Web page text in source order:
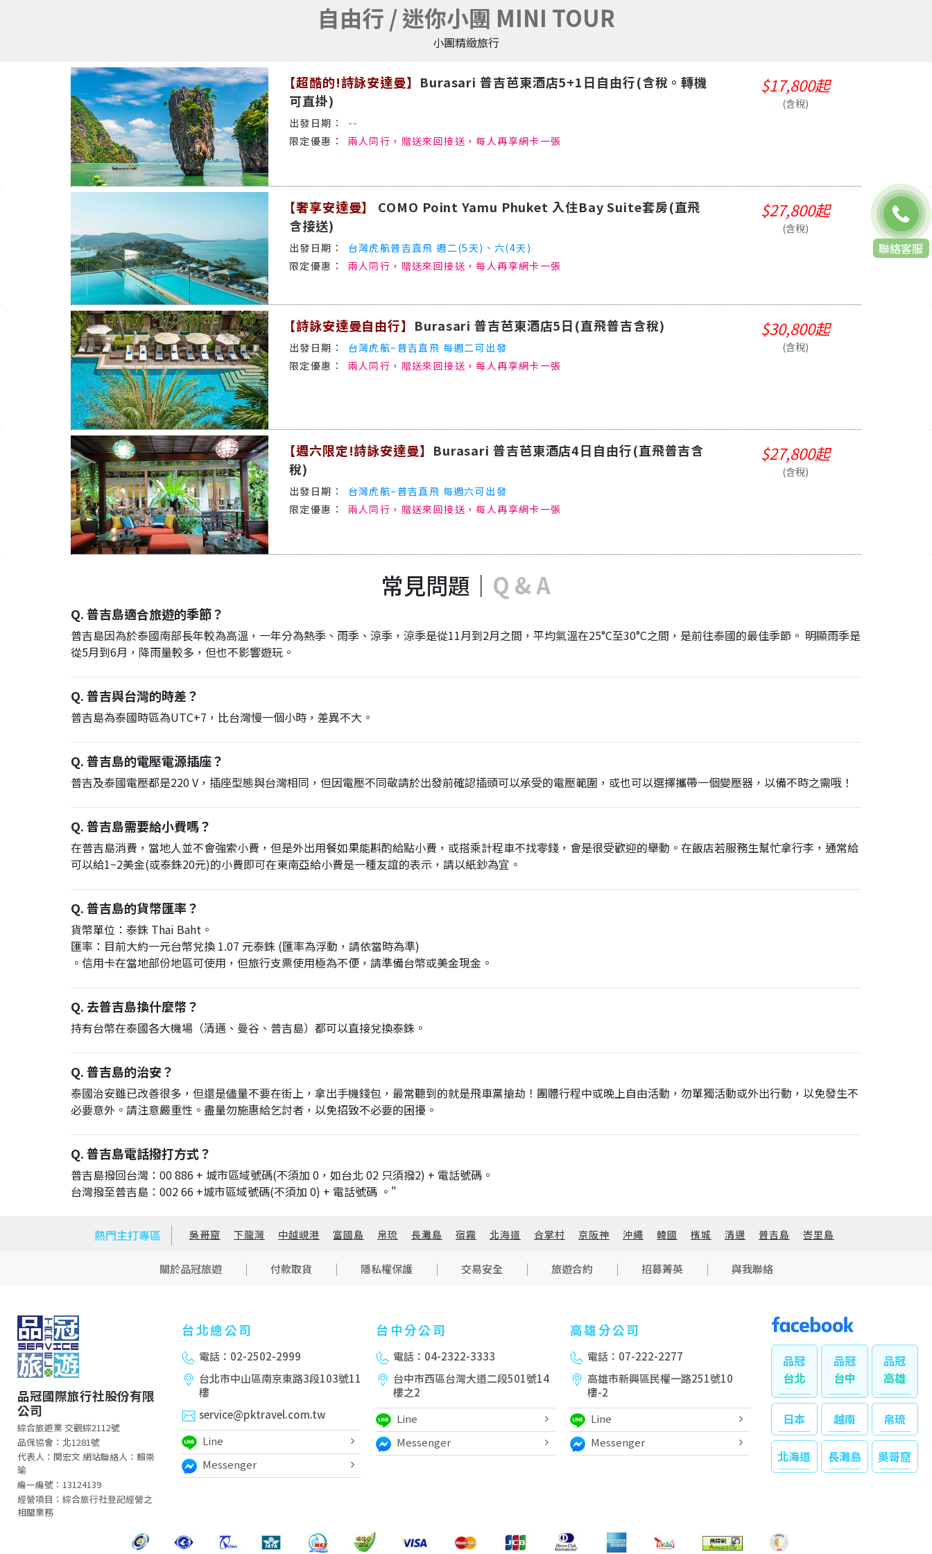
自由行 / 迷你小團 MINI TOUR
小團精緻旅行
【超酷的!詩詠安達曼】 Burasari 普吉芭東酒店5+1日自由行(含稅。轉機
可直掛)
--
兩人同行，贈送來回接送，每人再享網卡一張
$17,800起
(含稅)
【奢享安達曼】
COMO Point Yamu Phuket 入住Bay Suite套房(直飛
含接送)
台灣虎航普吉直飛 週二(5天)、六(4天)
兩人同行，贈送來回接送，每人再享網卡一張
$27,800起
(含稅)
【詩詠安達曼自由行】 Burasari 普吉芭東酒店5日(直飛普吉含稅)
台灣虎航~普吉直飛 每週二可出發
兩人同行，贈送來回接送，每人再享網卡一張
$30,800起
(含稅)
【週六限定!詩詠安達曼】 Burasari 普吉芭東酒店4日自由行(直飛普吉含
稅)
台灣虎航~普吉直飛 每週六可出發
兩人同行，贈送來回接送，每人再享網卡一張
$27,800起
(含稅)
常見問題 ｜ Q & A
Q. 普吉島適合旅遊的季節？
普吉島因為於泰國南部長年較為高溫，一年分為熱季、雨季、涼季，涼季是從11月到2月之間，平均氣溫在25°C至30°C之間，是前往泰國的最佳季節。 明顯雨季是
從5月到6月，降雨量較多，但也不影響遊玩。
Q. 普吉與台灣的時差？
普吉島為泰國時區為UTC+7，比台灣慢一個小時，差異不大。
Q. 普吉島的電壓電源插座？
普吉及泰國電壓都是220 V，插座型態與台灣相同，但因電壓不同敬請於出發前確認插頭可以承受的電壓範圍，或也可以選擇攜帶一個變壓器，以備不時之需哦！
Q. 普吉島需要給小費嗎？
在普吉島消費，當地人並不會強索小費，但是外出用餐如果能斟酌給點小費，或搭乘計程車不找零錢，會是很受歡迎的舉動。在飯店若服務生幫忙拿行李，通常給
可以給1~2美金(或泰銖20元)的小費即可在東南亞給小費是一種友誼的表示，請以紙鈔為宜。
Q. 普吉島的貨幣匯率？
貨幣單位：泰銖 Thai Baht。
匯率：目前大約一元台幣兌換 1.07 元泰銖 (匯率為浮動，請依當時為準)
。信用卡在當地部份地區可使用，但旅行支票使用極為不便，請準備台幣或美金現金。
Q. 去普吉島換什麼幣？
持有台幣在泰國各大機場（清邁、曼谷、普吉島）都可以直接兌換泰銖。
Q. 普吉島的治安？
泰國治安雖已改善很多，但還是儘量不要在街上，拿出手機錢包，最常聽到的就是飛車黨搶劫！團體行程中或晚上自由活動，勿單獨活動或外出行動，以免發生不
必要意外。請注意嚴重性。盡量勿施惠給乞討者，以免招致不必要的困擾。
Q. 普吉島電話撥打方式？
普吉島撥回台灣：00 886 + 城市區域號碼(不須加 0，如台北 02 只須撥2) + 電話號碼。
台灣撥至普吉島：002 66 +城市區域號碼(不須加 0) + 電話號碼 。"
熱門主打專區 吳哥窟 下龍灣 中越峴港 富國島 帛琉 長灘島 宿霧 北海道 合掌村 京阪神 沖繩 韓國 檳城 清邁 普吉島 峇里島
關於品冠旅遊 付款取貨 隱私權保護 交易安全 旅遊合約 招募菁英 與我聯絡
品冠國際旅行社股份有限
公司
綜合旅遊業 交觀綜2112號
品保協會：北1281號
代表人：関宏文 網站聯絡人：賴崇
瑜
編一編號：13124139
經營項目：綜合旅行社登記經營之
相關業務
台北總公司
電話：02-2502-2999
台北市中山區南京東路3段103號11
樓
service@pktravel.com.tw
Line
Messenger
台中分公司
電話：04-2322-3333
台中市西區台灣大道二段501號14
樓之2
Line
Messenger
高雄分公司
電話：07-222-2277
高雄市新興區民權一路251號10
樓-2
Line
Messenger
台北 台中 高雄
日本 越南 帛琉
北海道 長灘島 吳哥窟
聯絡客服